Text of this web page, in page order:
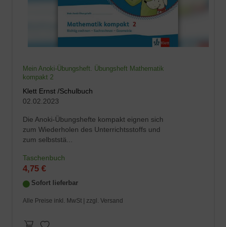
Mein Anoki-Übungsheft. Übungsheft Mathematik
kompakt 2
Klett Ernst /Schulbuch
02.02.2023
Die Anoki-Übungshefte kompakt eignen sich
zum Wiederholen des Unterrichtsstoffs und
zum selbststä...
Taschenbuch
4,75 €
Sofort lieferbar
Alle Preise inkl. MwSt | zzgl. Versand